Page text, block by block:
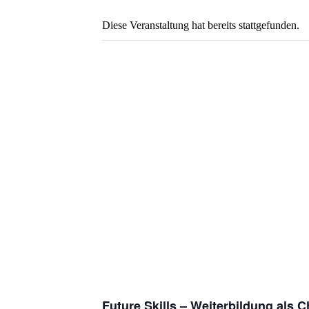
Diese Veranstaltung hat bereits stattgefunden.